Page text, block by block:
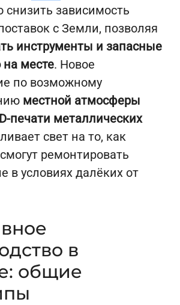
снизить зависимость
с Земли, позволяя
инструменты и запасные
на месте. Новое
по возможному
местной атмосферы
печати металлических
свет на то, как
ремонтировать
в условиях далёких от
в
общие